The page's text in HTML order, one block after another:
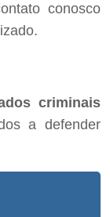
conosco
criminais
a defender